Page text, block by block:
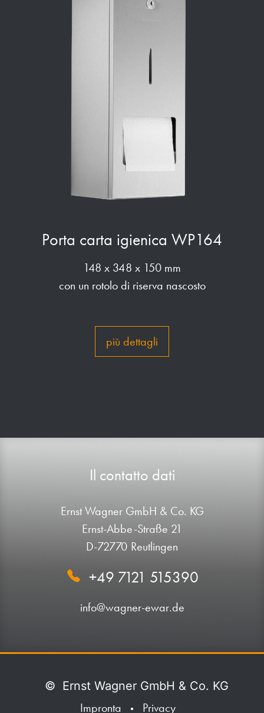
Porta carta igienica WP164
148 x 348 x 150 mm
con un rotolo di riserva nascosto
più dettagli
Il contatto dati
Ernst Wagner GmbH & Co. KG
Ernst-Abbe-Straße 21
D-72770 Reutlingen
+49 7121 515390
info@wagner-ewar.de
© Ernst Wagner GmbH & Co. KG
Impronta
• Privacy